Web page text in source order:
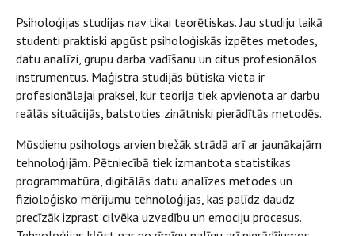
Psiholoģijas studijas nav tikai teorētiskas. Jau studiju laikā
studenti praktiski apgūst psiholoģiskās izpētes metodes,
datu analīzi, grupu darba vadīšanu un citus profesionālos
instrumentus. Maģistra studijās būtiska vieta ir
profesionālajai praksei, kur teorija tiek apvienota ar darbu
reālās situācijās, balstoties zinātniski pierādītās metodēs.
Mūsdienu psihologs arvien biežāk strādā arī ar jaunākajām
tehnoloģijām. Pētniecībā tiek izmantota statistikas
programmatūra, digitālās datu analīzes metodes un
fizioloģisko mērījumu tehnoloģijas, kas palīdz daudz
precīzāk izprast cilvēka uzvedību un emociju procesus.